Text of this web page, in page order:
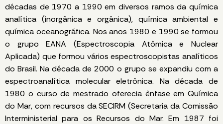
décadas de 1970 a 1990 em diversos ramos da química
analítica (inorgânica e orgânica), química ambiental e
química oceanográfica. Nos anos 1980 e 1990 se formou
o grupo EANA (Espectroscopia Atômica e Nuclear
Aplicada) que formou vários espectroscopistas analíticos
do Brasil. Na década de 2000 o grupo se expandiu com a
espectroanalítica molecular eletrônica. Na década de
1980 o curso de mestrado oferecia ênfase em Química
do Mar, com recursos da SECIRM (Secretaria da Comissão
Interministerial para os Recursos do Mar. Em 1987 foi